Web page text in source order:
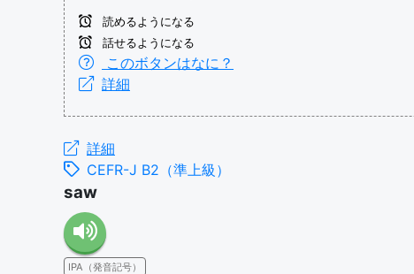
読めるようになる
話せるようになる
このボタンはなに？
詳細
詳細
CEFR-J B2（準上級）
saw
IPA（発音記号）